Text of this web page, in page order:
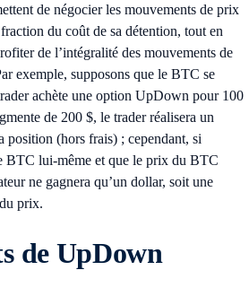
de négocier les mouvements de prix
du coût de sa détention, tout en
de l’intégralité des mouvements de
exemple, supposons que le BTC se
achète une option UpDown pour 100
de 200 $, le trader réalisera un
position (hors frais) ; cependant, si
BTC lui-même et que le prix du BTC
ne gagnera qu’un dollar, soit une
prix.
de UpDown